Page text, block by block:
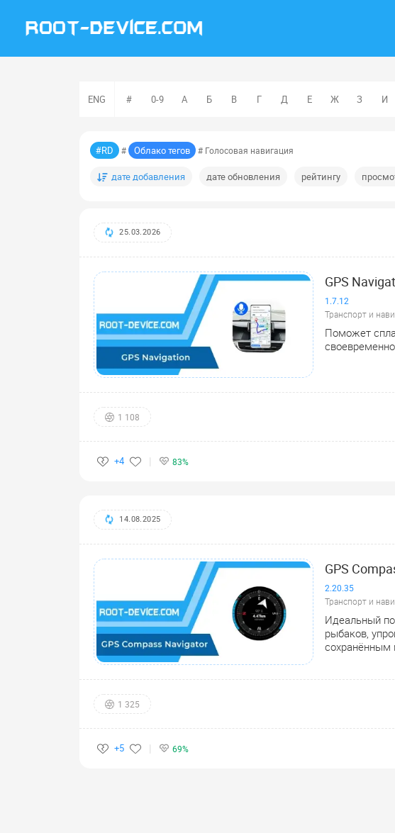
ENG # 0-9 А Б В Г Д Е Ж З И
#RD # Облако тегов # Голосовая навигация
дате добавления дате обновления рейтингу
25.03.2026
GPS
1.7.12
Транспорт и
Поможет
1 108
+4 83%
14.08.2025
GPS
2.20.35
Транспорт и
Идеальный
рыбаков,
сохранённым
1 325
+5 69%